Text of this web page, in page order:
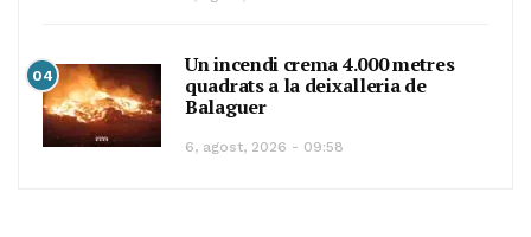
04
Un incendi crema 4.000 metres
quadrats a la deixalleria de
Balaguer
6, agost, 2026 - 09:58